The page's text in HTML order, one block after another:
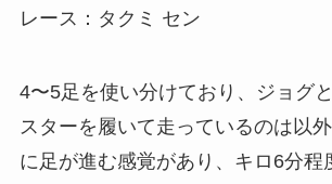
レース：タクミ セン
4〜5足を使い分けており、ジョグ
スターを履いて走っているのは以
に足が進む感覚があり、キロ6分程